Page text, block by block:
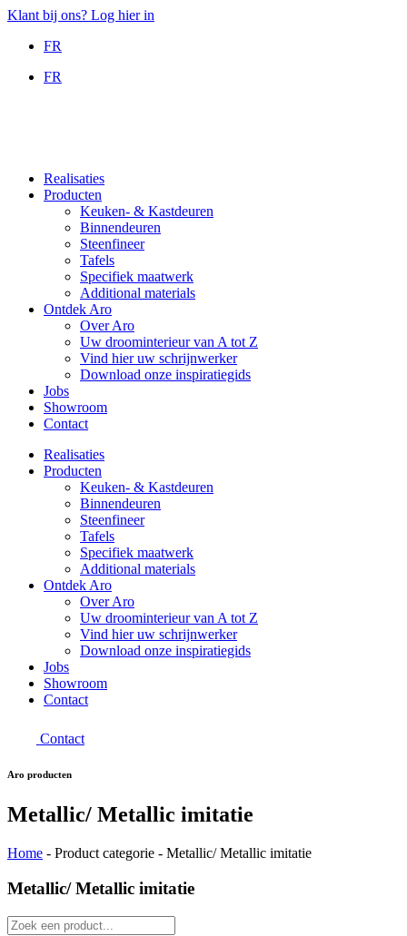
Ga
Klant bij ons? Log hier in
FR
FR
Realisaties
Producten
Keuken- & Kastdeuren
Binnendeuren
Steenfineer
Tafels
Specifiek maatwerk
Additional materials
Ontdek Aro
Over Aro
Uw droominterieur van A tot Z
Vind hier uw schrijnwerker
Download onze inspiratiegids
Jobs
Showroom
Contact
Realisaties
Producten
Keuken- & Kastdeuren
Binnendeuren
Steenfineer
Tafels
Specifiek maatwerk
Additional materials
Ontdek Aro
Over Aro
Uw droominterieur van A tot Z
Vind hier uw schrijnwerker
Download onze inspiratiegids
Jobs
Showroom
Contact
Contact
Aro producten
Metallic/ Metallic imitatie
Home - Product categorie - Metallic/ Metallic imitatie
Metallic/ Metallic imitatie